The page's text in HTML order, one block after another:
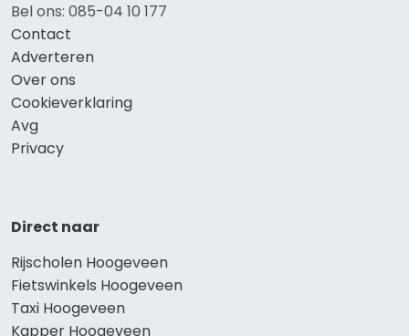
Bel ons: 085-04 10 177
Contact
Adverteren
Over ons
Cookieverklaring
Avg
Privacy
Direct naar
Rijscholen Hoogeveen
Fietswinkels Hoogeveen
Taxi Hoogeveen
Kapper Hoogeveen